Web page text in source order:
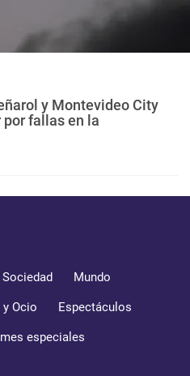
y Montevideo City
por fallas en la
Sociedad Mundo
Ocio Espectáculos
especiales